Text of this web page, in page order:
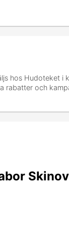
hos Hudoteket i
rabatter och